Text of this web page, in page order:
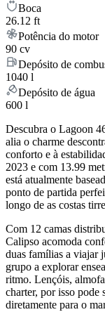
Boca
26.12 ft
Potência do motor
90 cv
Depósito de
1040 l
Depósito de água
600 l
Descubra o Lagoon
alia o charme
conforto e à
2023 e com 13.99
está atualmente
ponto de partida
longo de as costas
Com 12 camas
Calipso acomoda
duas famílias a viajar
grupo a explorar
ritmo. Lençóis,
charter, por isso pode
diretamente para o